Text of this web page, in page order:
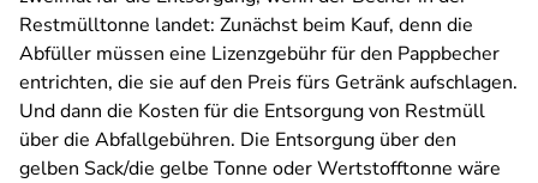
Restmülltonne landet: Zunächst beim Kauf, denn die
Abfüller müssen eine Lizenzgebühr für den Pappbecher
entrichten, die sie auf den Preis fürs Getränk aufschlagen.
Und dann die Kosten für die Entsorgung von Restmüll
über die Abfallgebühren. Die Entsorgung über den
gelben Sack/die gelbe Tonne oder Wertstofftonne wäre